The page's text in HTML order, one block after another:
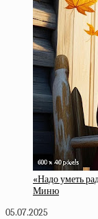
«Надо уметь
Миню
05.07.2025